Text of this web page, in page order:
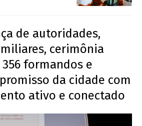
de autoridades,
cerimônia
formandos e
da cidade com
ativo e conectado